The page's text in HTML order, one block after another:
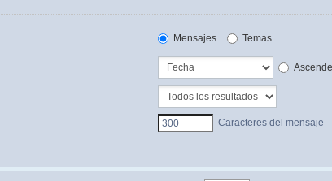
Mensajes Temas
Caracteres del mensaje